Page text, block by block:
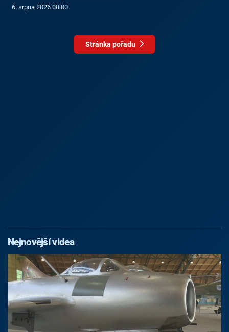
6. srpna 2026 08:00
Stránka pořadu
Nejnovější videa